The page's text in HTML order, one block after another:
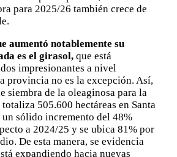
para 2025/26 también crece de
aumentó notablemente su
es el girasol, que está
impresionantes a nivel
provincia no es la excepción. Así,
siembra de la oleaginosa para la
505.600 hectáreas en Santa
sólido incremento del 48%
a 2024/25 y se ubica 81% por
De esta manera, se evidencia
expandiendo hacia nuevas